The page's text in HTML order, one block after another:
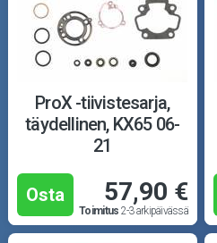
ProX -tiivistesarja,
täydellinen, KX65 06-
21
Osta 57,90 €
Toimitus 2-3 arkipäivässä